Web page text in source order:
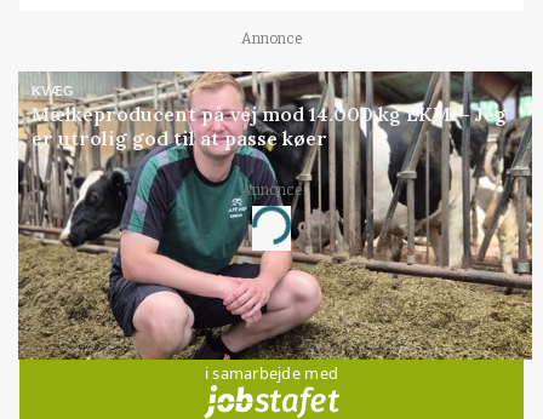
Annonce
KVÆG
Mælkeproducent på vej mod 14.000 kg EKM: - Jeg
er utrolig god til at passe køer
Annonce
Loading...
Jobs
i samarbejde med